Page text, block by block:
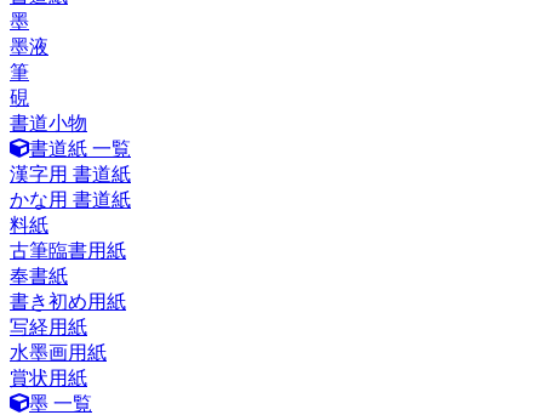
墨
墨液
筆
硯
書道小物
書道紙 一覧
漢字用 書道紙
かな用 書道紙
料紙
古筆臨書用紙
奉書紙
書き初め用紙
写経用紙
水墨画用紙
賞状用紙
墨 一覧